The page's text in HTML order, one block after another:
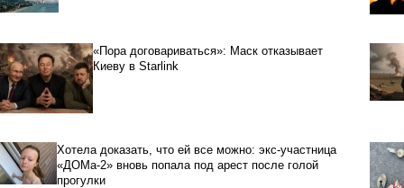
«Пора договариваться»: Маск отказывает
Киеву в Starlink
Хотела доказать, что ей все можно: экс-участница
«ДОМа-2» вновь попала под арест после голой
прогулки